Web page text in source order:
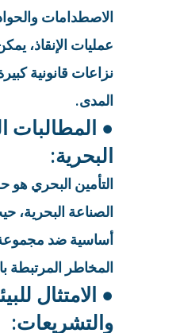
الاصطدامات
عمليات الإنقاذ،
نزاعات قانونية
المدى.
● المطالبات
البحرية:
التأمين البحري هو
الصناعة البحرية،
أساسية ضد
المخاطر المرتبطة
● الامتثال
والتشريعات: